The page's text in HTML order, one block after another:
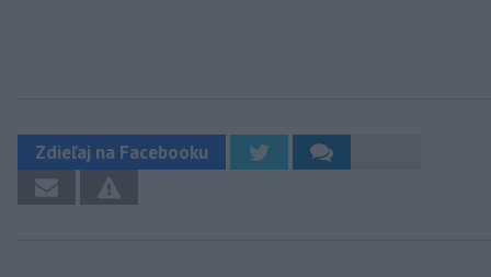
Zdieľaj na Facebooku